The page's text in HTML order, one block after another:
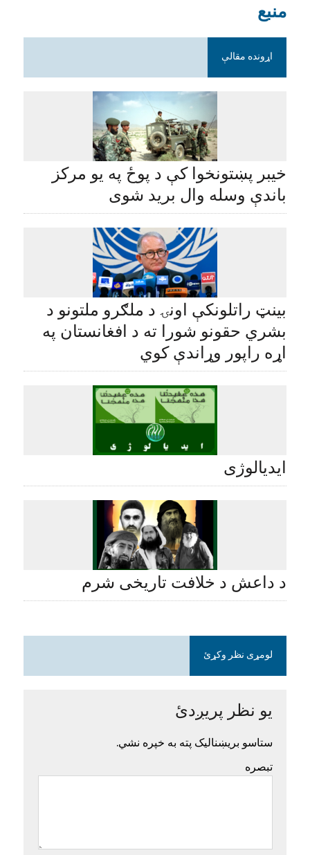
منبع
اړونده مقالې
خیبر پښتونخوا کې د پوځ په یو مرکز
باندې وسله وال بريد شوی
بینټ راتلونکې اونۍ د ملګرو ملتونو د
بشري حقونو شورا ته د افغانستان په
اړه راپور وړاندې کوي
ایدیالوژی
د داعش د خلافت تاریخی شرم
لومړی نظر وکړئ
یو نظر پریږدئ
ستاسو بریښنالیک پته به خپره نشي.
تبصره